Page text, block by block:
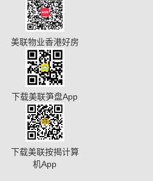
美联物业香港好房
下载美联笋盘App
下载美联按揭计算
机App